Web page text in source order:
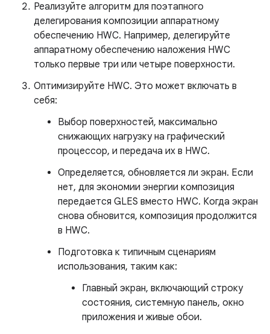
Реализуйте алгоритм для поэтапного
делегирования композиции аппаратному
обеспечению HWC. Например, делегируйте
аппаратному обеспечению наложения HWC
только первые три или четыре поверхности.
Оптимизируйте HWC. Это может включать в
себя:
Выбор поверхностей, максимально
снижающих нагрузку на графический
процессор, и передача их в HWC.
Определяется, обновляется ли экран. Если
нет, для экономии энергии композиция
передается GLES вместо HWC. Когда экран
снова обновится, композиция продолжится
в HWC.
Подготовка к типичным сценариям
использования, таким как:
Главный экран, включающий строку
состояния, системную панель, окно
приложения и живые обои.